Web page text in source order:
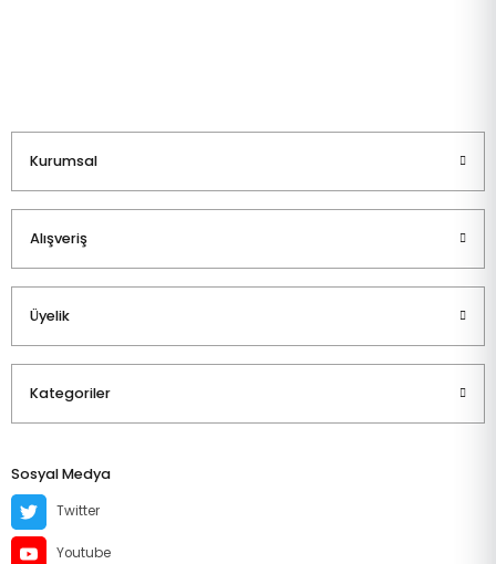
Kurumsal
Alışveriş
Üyelik
Kategoriler
Sosyal Medya
Twitter
Youtube